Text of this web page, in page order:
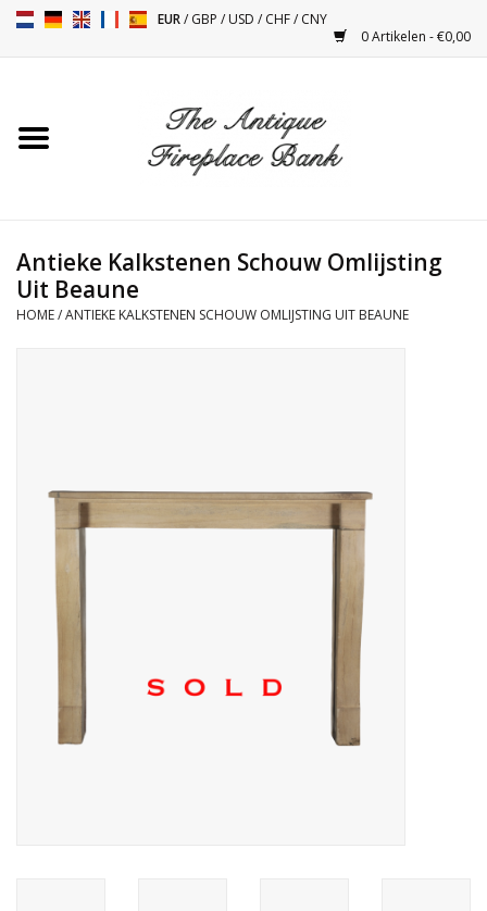
EUR/GBP /USD /CHF/CNY
0 Artikelen - €0,00
Toebehoren
Kacheltjes
Decoratieve Outdoor
Objecten
Vloeren - Steen, Terra Cotta
& Marmer
Antieke Kalkstenen Schouw Omlijsting
Uit Beaune
HOME/ANTIEKE KALKSTENEN SCHOUW OMLIJSTING UIT BEAUNE